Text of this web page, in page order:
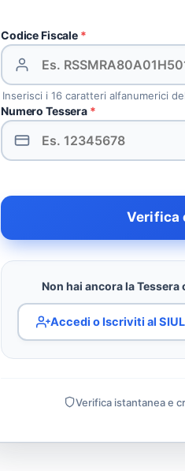
Codice Fiscale *
Inserisci i 16 caratteri alfanumerici
Numero Tessera *
Verifica
Non hai ancora la Tessera
Accedi o Iscriviti al
Verifica istantanea e